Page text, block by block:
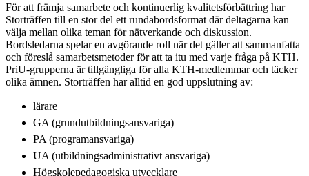
För att främja samarbete och kontinuerlig kvalitetsförbättring har
Storträffen till en stor del ett rundabordsformat där deltagarna kan
välja mellan olika teman för nätverkande och diskussion.
Bordsledarna spelar en avgörande roll när det gäller att sammanfatta
och föreslå samarbetsmetoder för att ta itu med varje fråga på KTH.
PriU-grupperna är tillgängliga för alla KTH-medlemmar och täcker
olika ämnen. Storträffen har alltid en god uppslutning av:
lärare
GA (grundutbildningsansvariga)
PA (programansvariga)
UA (utbildningsadministrativt ansvariga)
Högskolepedagogiska utvecklare